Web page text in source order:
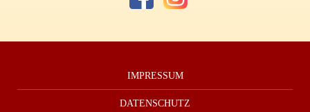
IMPRESSUM
DATENSCHUTZ